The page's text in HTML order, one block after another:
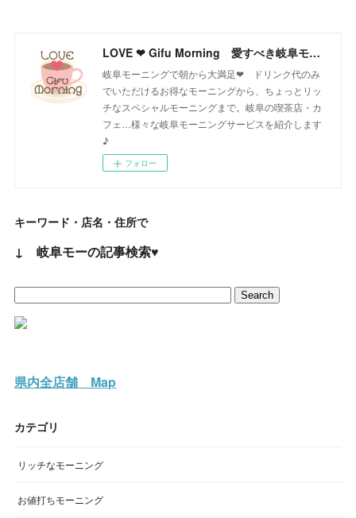
LOVE ❤ Gifu Morning 愛すべき岐阜モーニング♪
岐阜モーニングで朝から大満足❤ ドリンク代のみ
でいただけるお得なモーニングから、ちょっとリッ
チなスペシャルモーニングまで。岐阜の喫茶店・カ
フェ…様々な岐阜モーニングサービスを紹介します
♪
フォロー
キーワード・店名・住所で
↓ 岐阜モーの記事検索♥
県内全店舗 Map
カテゴリ
リッチなモーニング
お値打ちモーニング